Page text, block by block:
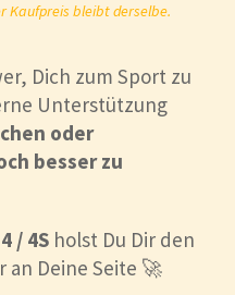
Kaufpreis bleibt derselbe.
Dich zum Sport zu
Unterstützung
oder
besser zu
/ 4S holst Du Dir den
Deine Seite 🚀